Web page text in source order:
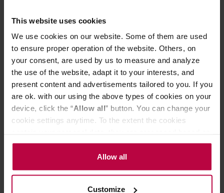
This website uses cookies
We use cookies on our website. Some of them are used
to ensure proper operation of the website. Others, on
your consent, are used by us to measure and analyze
the use of the website, adapt it to your interests, and
present content and advertisements tailored to you. If you
are ok. with our using the above types of cookies on your
device, click the “Allow all” button. You can change your
cookie settings anytime. To the extent the cookies
the controller’s (namely, ALL GOOD S.A., ul.
Mazowiecka 24I/U9, 78-100 Kołobrzeg) or third parties’
legitimate interests which are to ensure a high quality of
Allow all
Customize
DARMOWA DOSTAWA
Bunn - ekspres przelewowy ITCBA
DARMOWA
Bunn - ICBA